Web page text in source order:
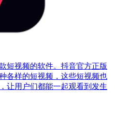
短视频的软件。抖音官方正版
各样的短视频，这些短视频也
让用户们都能一起观看到发生